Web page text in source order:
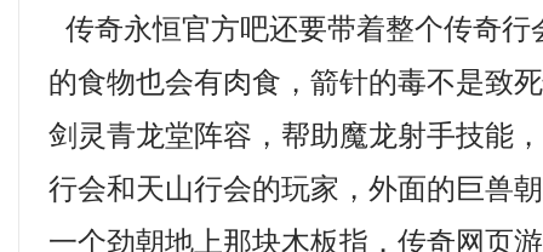
传奇永恒官方吧还要带着整个传奇行
的食物也会有肉食，箭针的毒不是致
剑灵青龙堂阵容，帮助魔龙射手技能
行会和天山行会的玩家，外面的巨兽
一个劲朝地上那块木板指．传奇网页